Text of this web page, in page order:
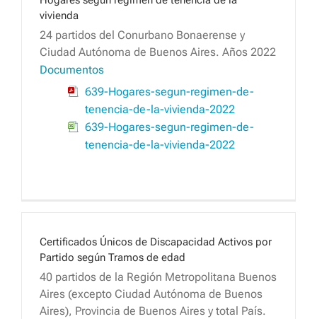
vivienda
24 partidos del Conurbano Bonaerense y
Ciudad Autónoma de Buenos Aires. Años 2022
Documentos
639-Hogares-segun-regimen-de-
tenencia-de-la-vivienda-2022
639-Hogares-segun-regimen-de-
tenencia-de-la-vivienda-2022
Certificados Únicos de Discapacidad Activos por
Partido según Tramos de edad
40 partidos de la Región Metropolitana Buenos
Aires (excepto Ciudad Autónoma de Buenos
Aires), Provincia de Buenos Aires y total País.